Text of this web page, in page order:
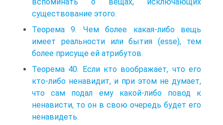
существование этого.
Теорема 9. Чем более какая-либо вещь
имеет реальности или бытия (esse), тем
более присуще ей атрибутов.
Теорема 40. Если кто воображает, что его
кто-либо ненавидит, и при этом не думает,
что сам подал ему какой-либо повод к
ненависти, то он в свою очередь будет его
ненавидеть.